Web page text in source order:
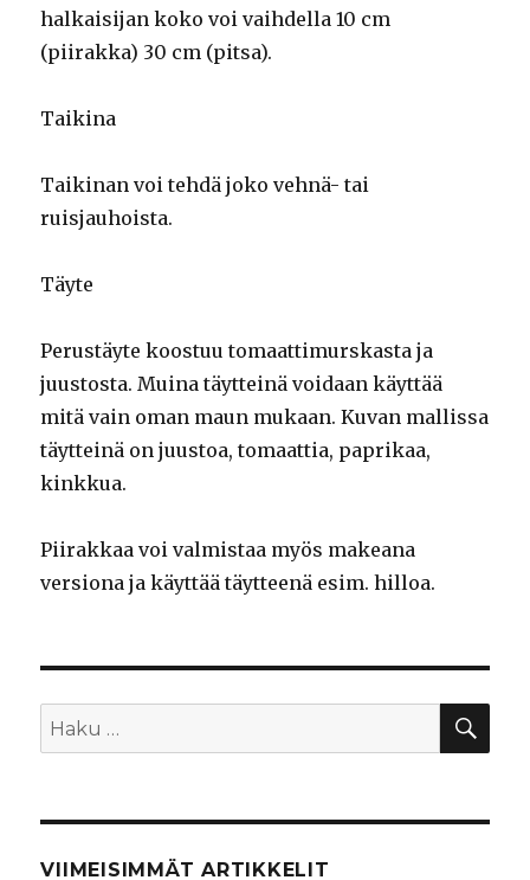
halkaisijan koko voi vaihdella 10 cm
(piirakka) 30 cm (pitsa).
Taikina
Taikinan voi tehdä joko vehnä- tai
ruisjauhoista.
Täyte
Perustäyte koostuu tomaattimurskasta ja
juustosta. Muina täytteinä voidaan käyttää
mitä vain oman maun mukaan. Kuvan mallissa
täytteinä on juustoa, tomaattia, paprikaa,
kinkkua.
Piirakkaa voi valmistaa myös makeana
versiona ja käyttää täytteenä esim. hilloa.
Etsi:
VIIMEISIMMÄT ARTIKKELIT